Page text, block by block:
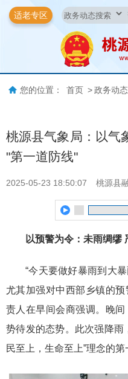
适老专区
您的位置： 首页 > 政务动态
桃源县气象局：以气
"第一道防线"
2025-05-23 18:50:07 桃源县
以预警为令 ： 未雨绸缪
“今天要做好暴雨到大
尤其加强对中西部乡镇的预
责人在早间会商强调 。 晚间
势待发的态势。 此次强降雨
民至上，生命至上”理念的第